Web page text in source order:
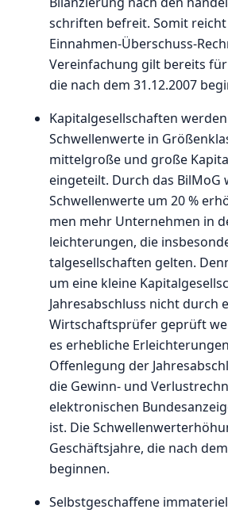
schrif­ten be­freit. Somit
Einnahmen-Überschuss-
Vereinfachung gilt bereits
die nach dem 31.12.2007
Kapitalgesellschaften
Schwellenwerte in
mittelgroße und große
eingeteilt. Durch das BilMoG
Schwellenwerte um 20 %
men mehr Un­ter­neh­men in
leich­te­run­gen, die
tal­ge­sell­schaf­ten gel­ten.
um eine kleine
Jahresabschluss nicht durch
Wirtschaftsprüfer geprüft
es erhebliche
Offenlegung der
die Gewinn- und
elektronischen
ist. Die
Geschäftsjahre, die nach
beginnen.
Selbstgeschaffene